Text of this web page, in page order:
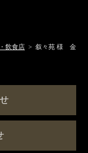
飲食店 > 叙々苑 様 金